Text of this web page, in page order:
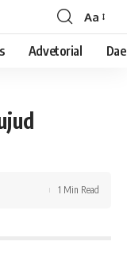
Font
Resizer
Aa
Advetorial
1 Min Read